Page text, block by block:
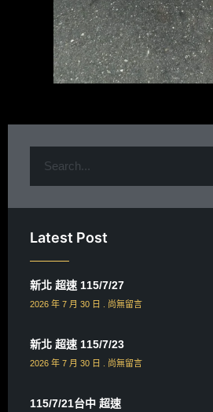
Latest Post
新北 超速 115/7/27
2026 年 7 月 30 日 尚無留言
新北 超速 115/7/23
2026 年 7 月 30 日 尚無留言
115/7/21台中 超速